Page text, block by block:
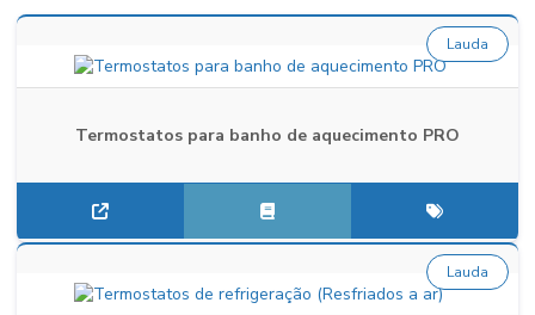
Termostatos para banho de aquecimento PRO
Lauda
Lauda